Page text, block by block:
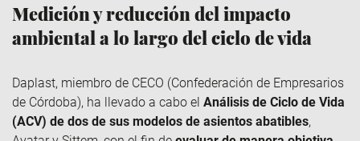
Medición y reducción del impacto
ambiental a lo largo del ciclo de vida
Daplast, miembro de CECO (Confederación de Empresarios
de Córdoba), ha llevado a cabo el Análisis de Ciclo de Vida
(ACV) de dos de sus modelos de asientos abatibles,